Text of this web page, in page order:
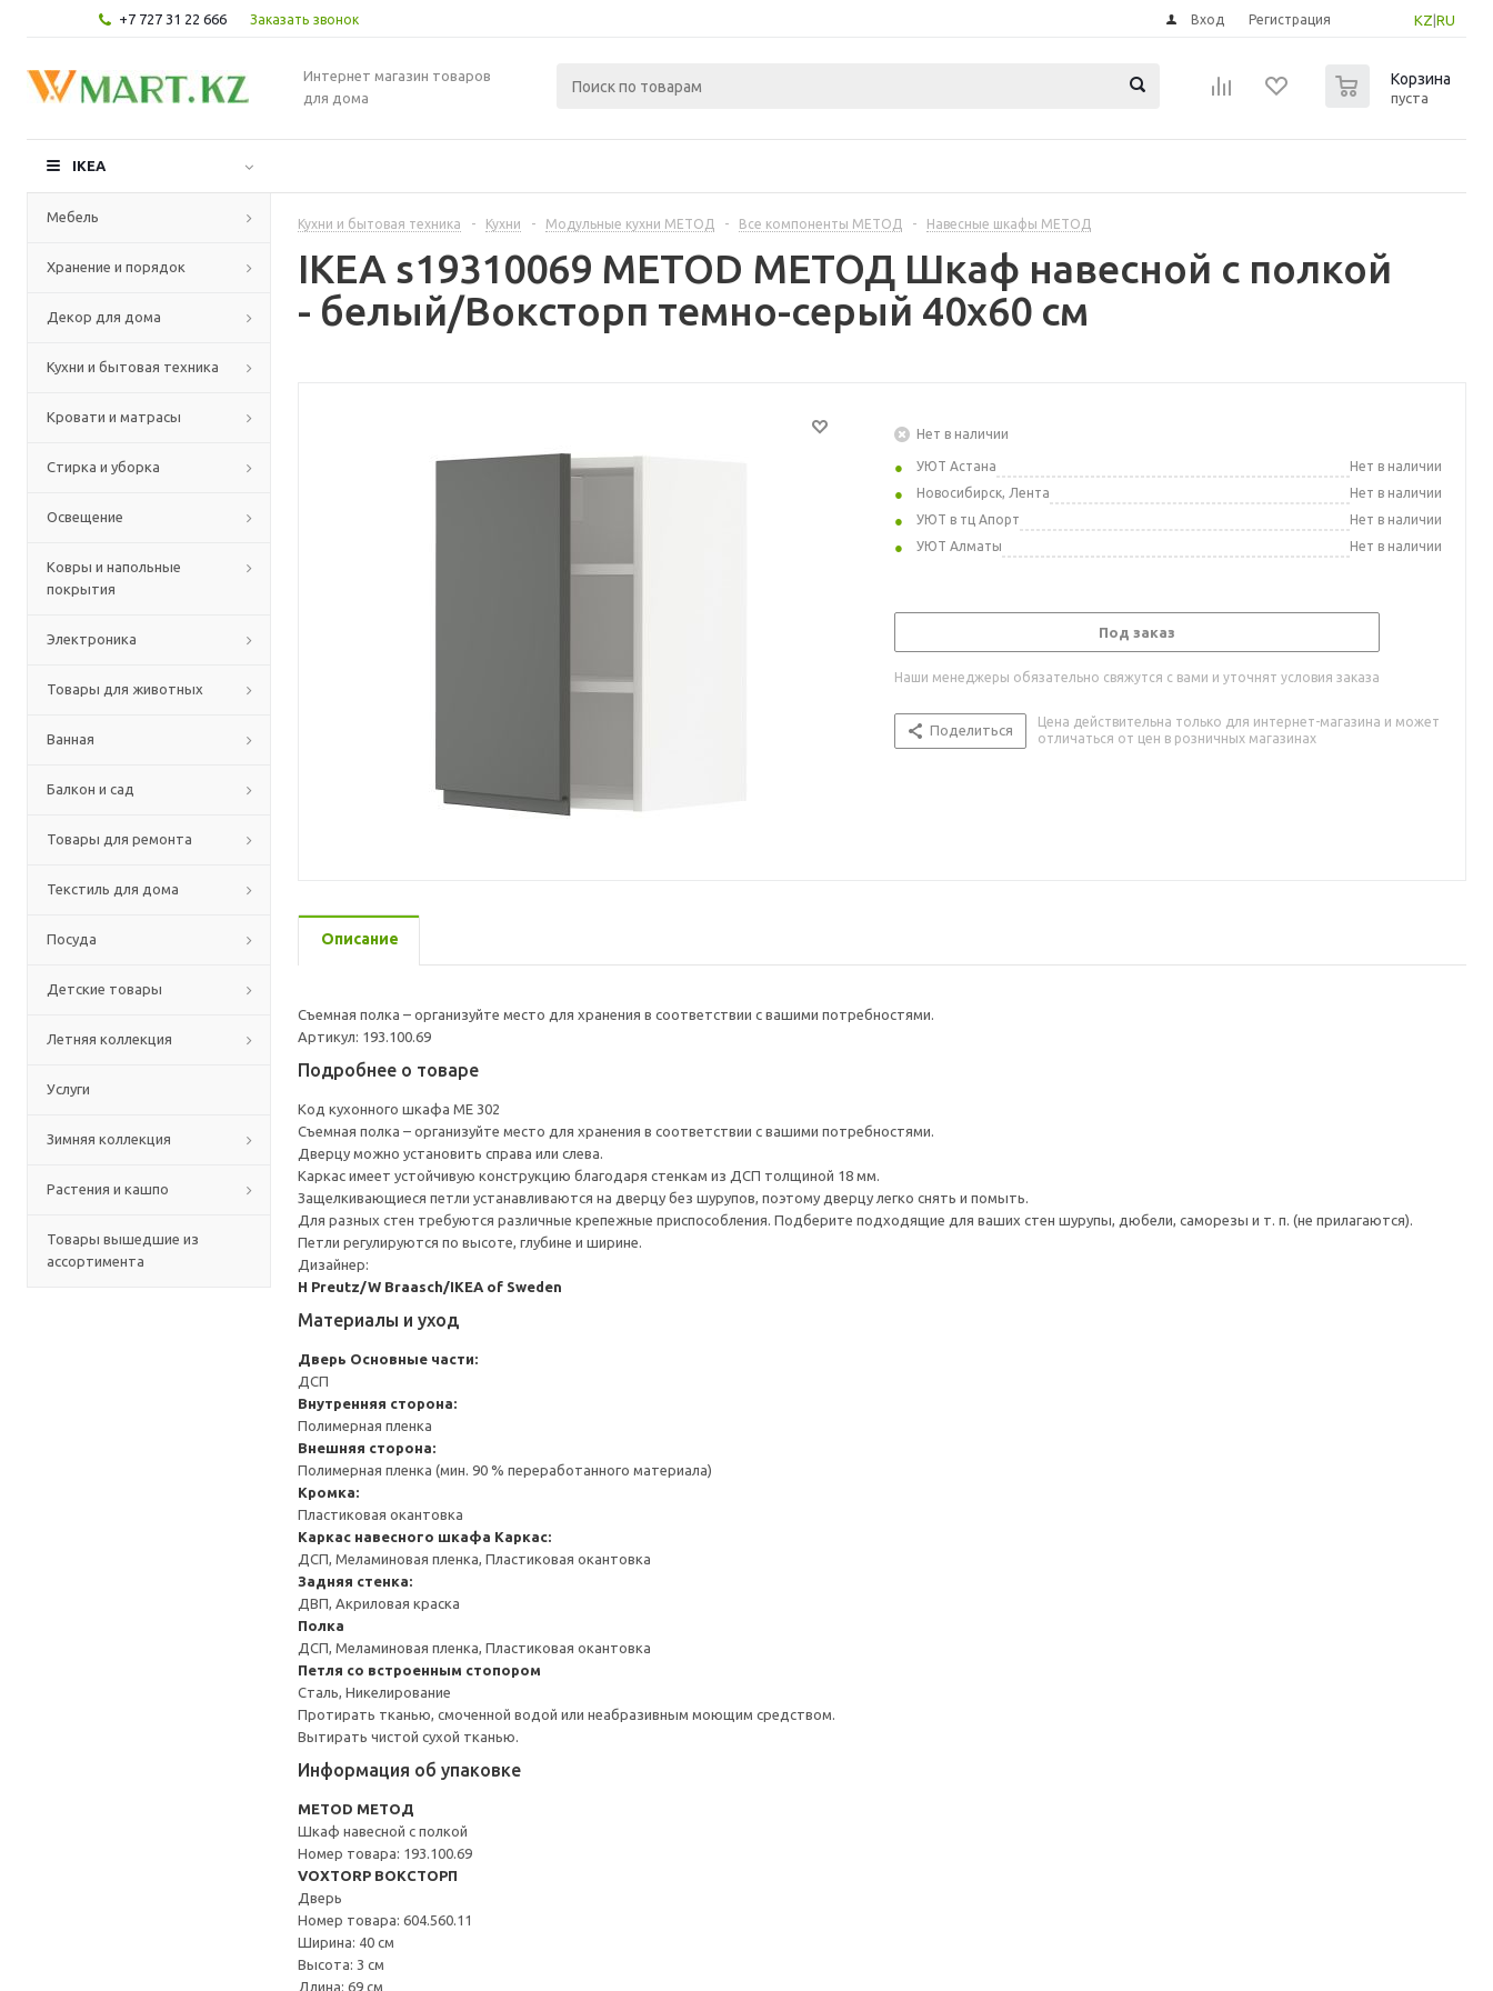
+7 727 31 22 666 Заказать звонок KZ RU
Вход Регистрация
Интернет магазин товаров
для дома
Корзина
пуста
IKEA
Мебель
Хранение и порядок
Декор для дома
Кухни и бытовая техника
Кровати и матрасы
Стирка и уборка
Освещение
Ковры и напольные
покрытия
Электроника
Товары для животных
Ванная
Балкон и сад
Товары для ремонта
Текстиль для дома
Посуда
Детские товары
Летняя коллекция
Услуги
Зимняя коллекция
Растения и кашпо
Товары вышедшие из
ассортимента
Кухни и бытовая техника - Кухни - Модульные кухни МЕТОД - Все компоненты МЕТОД - Навесные шкафы МЕТОД
IKEA s19310069 METOD МЕТОД Шкаф навесной с полкой
- белый/Воксторп темно-серый 40x60 см
Нет в наличии
УЮТ Астана
Нет в наличии
Новосибирск, Лента
Нет в наличии
УЮТ в тц Апорт
Нет в наличии
УЮТ Алматы
Нет в наличии
Под заказ
Наши менеджеры обязательно свяжутся с вами и уточнят условия заказа
Поделиться
Цена действительна только для интернет-магазина и может
отличаться от цен в розничных магазинах
Описание
Съемная полка – организуйте место для хранения в соответствии с вашими потребностями.
Артикул: 193.100.69
Подробнее о товаре
Код кухонного шкафа ME 302
Съемная полка – организуйте место для хранения в соответствии с вашими потребностями.
Дверцу можно установить справа или слева.
Каркас имеет устойчивую конструкцию благодаря стенкам из ДСП толщиной 18 мм.
Защелкивающиеся петли устанавливаются на дверцу без шурупов, поэтому дверцу легко снять и помыть.
Для разных стен требуются различные крепежные приспособления. Подберите подходящие для ваших стен шурупы, дюбели, саморезы и т. п. (не прилагаются).
Петли регулируются по высоте, глубине и ширине.
Дизайнер:
H Preutz/W Braasch/IKEA of Sweden
Материалы и уход
Дверь Основные части:
ДСП
Внутренняя сторона:
Полимерная пленка
Внешняя сторона:
Полимерная пленка (мин. 90 % переработанного материала)
Кромка:
Пластиковая окантовка
Каркас навесного шкафа Каркас:
ДСП, Меламиновая пленка, Пластиковая окантовка
Задняя стенка:
ДВП, Акриловая краска
Полка
ДСП, Меламиновая пленка, Пластиковая окантовка
Петля со встроенным стопором
Сталь, Никелирование
Протирать тканью, смоченной водой или неабразивным моющим средством.
Вытирать чистой сухой тканью.
Информация об упаковке
METOD МЕТОД
Шкаф навесной с полкой
Номер товара: 193.100.69
VOXTORP ВОКСТОРП
Дверь
Номер товара: 604.560.11
Ширина: 40 см
Высота: 3 см
Длина: 69 см